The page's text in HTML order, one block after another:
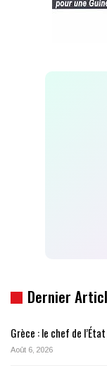
Dernier
Grèce : le chef de
Août 6, 2026